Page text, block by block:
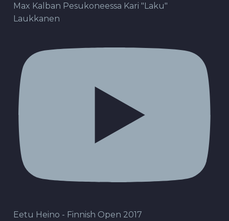
Max Kalban Pesukoneessa Kari "Laku"
Laukkanen
Eetu Heino - Finnish Open 2017